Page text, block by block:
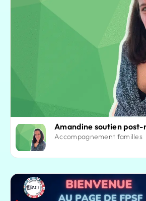
Amandine soutien
Accompagnement familles